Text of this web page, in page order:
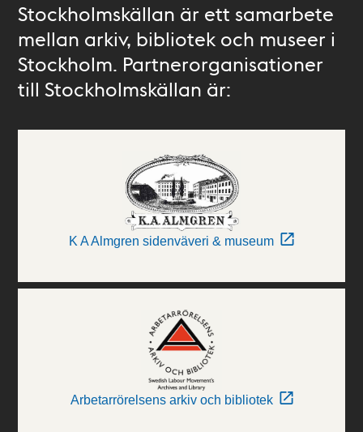
Stockholmskällan är ett samarbete
mellan arkiv, bibliotek och museer i
Stockholm. Partnerorganisationer
till Stockholmskällan är:
K A Almgren sidenväveri & museum
Arbetarrörelsens arkiv och bibliotek